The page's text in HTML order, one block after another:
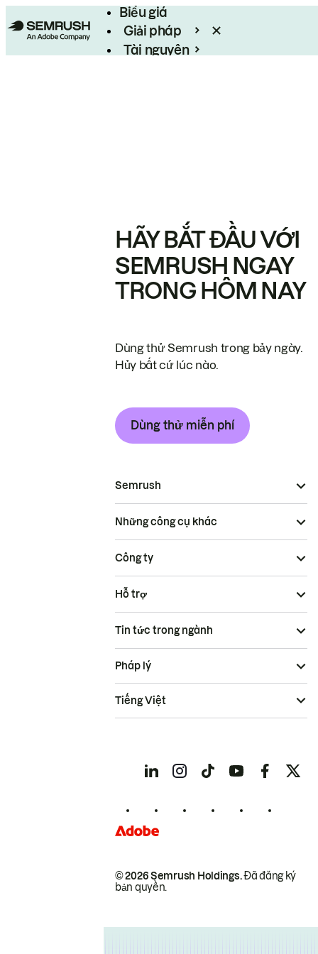
Biểu giá
Giải pháp
Tài nguyên
HÃY BẮT ĐẦU VỚI
SEMRUSH NGAY
TRONG HÔM NAY
Dùng thử Semrush trong bảy ngày.
Hủy bất cứ lúc nào.
Dùng thử miễn phí
Semrush
Những công cụ khác
Công ty
Hỗ trợ
Tin tức trong ngành
© 2026 Semrush Holdings.Đã đăng ký
bản quyền.
Pháp lý
Tiếng Việt